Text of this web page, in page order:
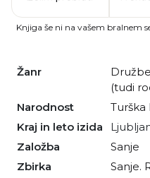
Žanr
(tudi
Narodnost
Kraj in leto izida
Založba
Sanje
Zbirka
Sanje.
Knjiga še ni na vašem bralnem